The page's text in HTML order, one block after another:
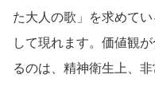
た大人の歌」を求めて
して現れます。価値観
るのは、精神衛生上、